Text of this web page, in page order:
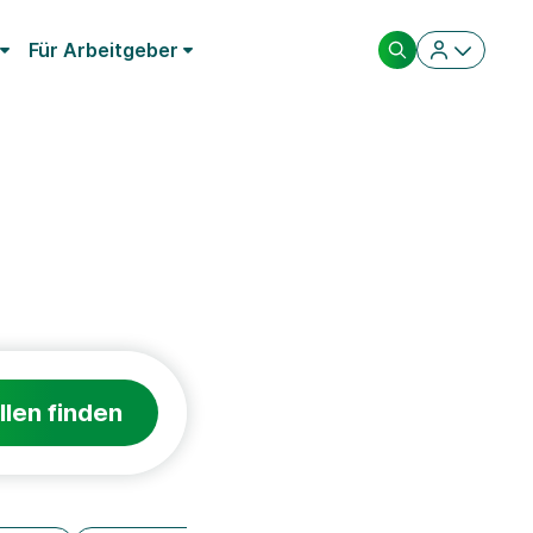
Für Arbeitgeber
finden